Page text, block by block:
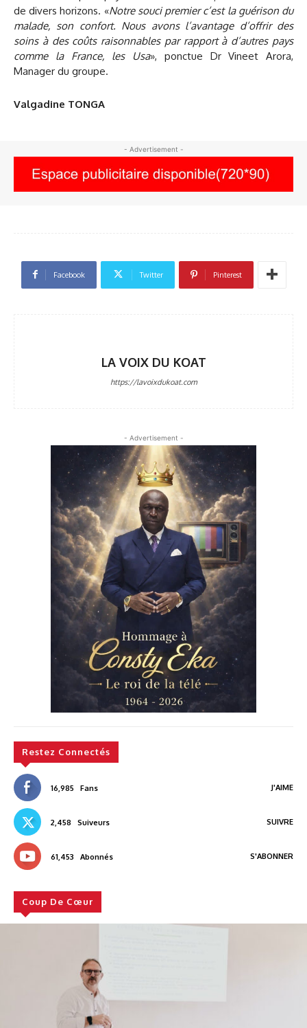
de divers horizons. «Notre souci premier c’est la guérison du
malade, son confort. Nous avons l’avantage d’offrir des
soins à des coûts raisonnables par rapport à d’autres pays
comme la France, les Usa», ponctue Dr Vineet Arora,
Manager du groupe.
Valgadine TONGA
- Advertisement -
Facebook Twitter Pinterest
LA VOIX DU KOAT
https://lavoixdukoat.com
- Advertisement -
Restez Connectés
16,985 Fans J'AIME
2,458 Suiveurs SUIVRE
61,453 Abonnés S'ABONNER
Coup De Cœur